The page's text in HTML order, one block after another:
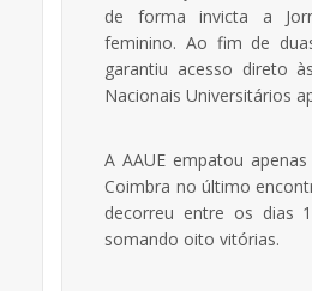
de forma invicta a
feminino. Ao fim de
garantiu acesso direto
Nacionais Universitários
A AAUE empatou
Coimbra no último
decorreu entre os dias
somando oito vitórias.